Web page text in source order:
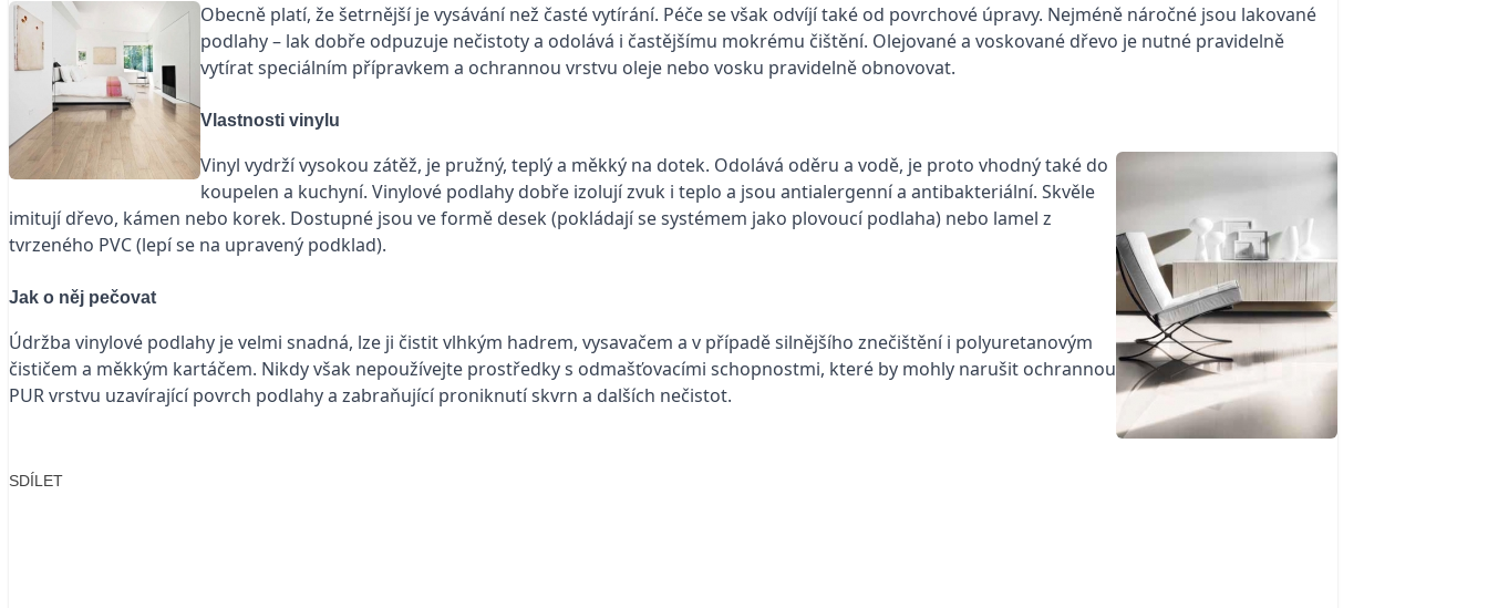
Obecně platí, že šetrnější je vysávání než časté vytírání. Péče se však odvíjí také od povrchové úpravy. Nejméně náročné jsou lakované
podlahy – lak dobře odpuzuje nečistoty a odolává i častějšímu mokrému čištění. Olejované a voskované dřevo je nutné pravidelně
vytírat speciálním přípravkem a ochrannou vrstvu oleje nebo vosku pravidelně obnovovat.
Vlastnosti vinylu
Vinyl vydrží vysokou zátěž, je pružný, teplý a měkký na dotek. Odolává oděru a vodě, je proto vhodný také do
koupelen a kuchyní. Vinylové podlahy dobře izolují zvuk i teplo a jsou antialergenní a antibakteriální. Skvěle
imitují dřevo, kámen nebo korek. Dostupné jsou ve formě desek (pokládají se systémem jako plovoucí podlaha) nebo lamel z
tvrzeného PVC (lepí se na upravený podklad).
Jak o něj pečovat
Údržba vinylové podlahy je velmi snadná, lze ji čistit vlhkým hadrem, vysavačem a v případě silnějšího znečištění i polyuretanovým
čističem a měkkým kartáčem. Nikdy však nepoužívejte prostředky s odmašťovacími schopnostmi, které by mohly narušit ochrannou
PUR vrstvu uzavírající povrch podlahy a zabraňující proniknutí skvrn a dalších nečistot.
SDÍLET